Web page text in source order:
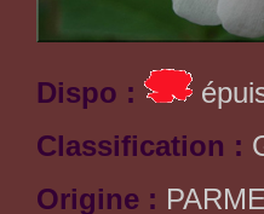
Dispo :
Classification :
Origine :